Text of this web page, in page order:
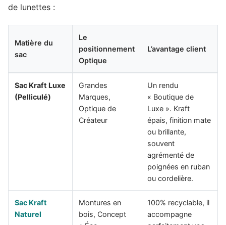
de lunettes :
Matière du
sac
Le
positionnement
Optique
L’avantage client
Sac Kraft Luxe
(Pelliculé)
Grandes
Marques,
Optique de
Créateur
Un rendu
« Boutique de
Luxe ». Kraft
épais, finition mate
ou brillante,
souvent
agrémenté de
poignées en ruban
ou cordelière.
Sac Kraft
Naturel
Montures en
bois, Concept
100% recyclable, il
accompagne